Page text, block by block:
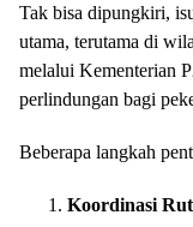
Tak bisa dipungkiri,
utama, terutama di
melalui Kementerian
perlindungan bagi
Beberapa langkah
Koordinasi